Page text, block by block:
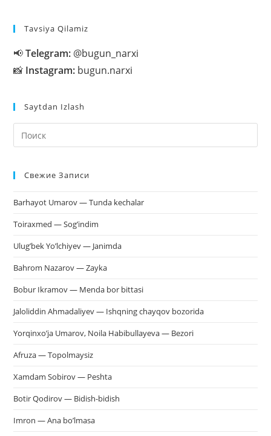
Tavsiya Qilamiz
📢Telegram: @bugun_narxi
📸 Instagram: bugun.narxi
Saytdan Izlash
Свежие Записи
Barhayot Umarov — Tunda kechalar
Toiraxmed — Sog’indim
Ulug’bek Yo’lchiyev — Janimda
Bahrom Nazarov — Zayka
Bobur Ikramov — Menda bor bittasi
Jaloliddin Ahmadaliyev — Ishqning chayqov bozorida
Yorqinxo’ja Umarov, Noila Habibullayeva — Bezori
Afruza — Topolmaysiz
Xamdam Sobirov — Peshta
Botir Qodirov — Bidish-bidish
Imron — Ana bo’lmasa